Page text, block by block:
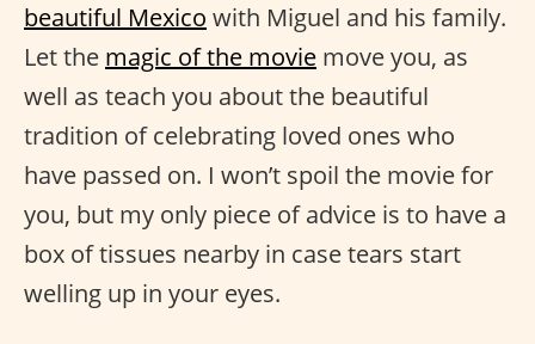
beautiful Mexico with Miguel and his family.
Let the magic of the movie move you, as
well as teach you about the beautiful
tradition of celebrating loved ones who
have passed on. I won’t spoil the movie for
you, but my only piece of advice is to have a
box of tissues nearby in case tears start
welling up in your eyes.